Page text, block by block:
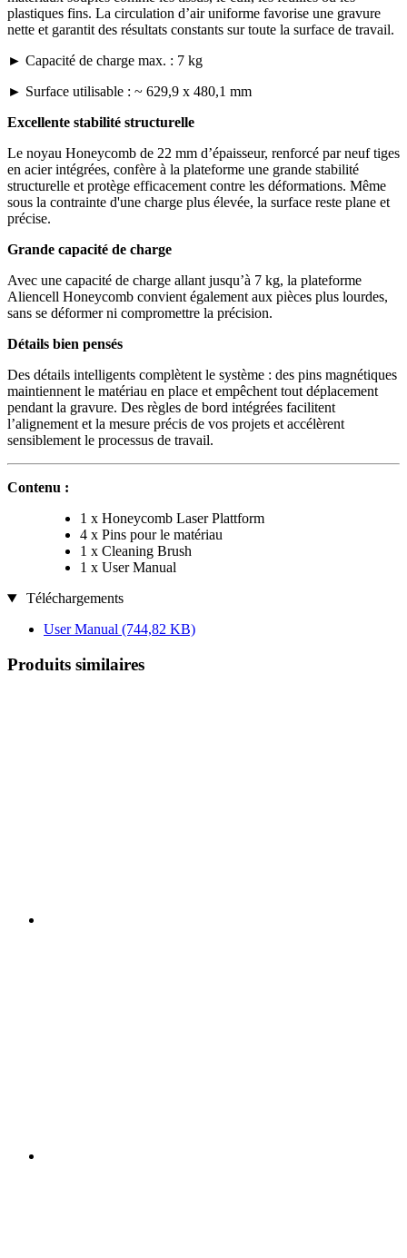
plastiques fins. La circulation d’air uniforme favorise une gravure
nette et garantit des résultats constants sur toute la surface de travail.
► Capacité de charge max. : 7 kg
► Surface utilisable : ~ 629,9 x 480,1 mm
Excellente stabilité structurelle
Le noyau Honeycomb de 22 mm d’épaisseur, renforcé par neuf tiges
en acier intégrées, confère à la plateforme une grande stabilité
structurelle et protège efficacement contre les déformations. Même
sous la contrainte d'une charge plus élevée, la surface reste plane et
précise.
Grande capacité de charge
Avec une capacité de charge allant jusqu’à 7 kg, la plateforme
Aliencell Honeycomb convient également aux pièces plus lourdes,
sans se déformer ni compromettre la précision.
Détails bien pensés
Des détails intelligents complètent le système : des pins magnétiques
maintiennent le matériau en place et empêchent tout déplacement
pendant la gravure. Des règles de bord intégrées facilitent
l’alignement et la mesure précis de vos projets et accélèrent
sensiblement le processus de travail.
Contenu :
1 x Honeycomb Laser Plattform
4 x Pins pour le matériau
1 x Cleaning Brush
1 x User Manual
Téléchargements
User Manual (744,82 KB)
Produits similaires